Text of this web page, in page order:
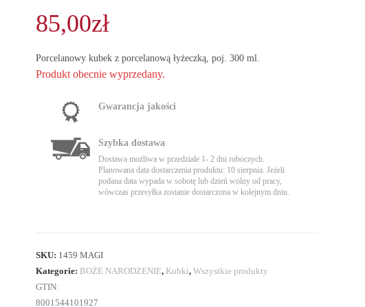
85,00zł
Porcelanowy kubek z porcelanową łyżeczką, poj. 300 ml.
Produkt obecnie wyprzedany.
Gwarancja jakości
Szybka dostawa
Dostawa możliwa w przedziale 1- 2 dni roboczych.
Planowana data dostarczenia produktu: 10 sierpnia. Jeżeli
podana data wypada w sobotę lub dzień wolny od pracy,
wówczas przesyłka zostanie dostarczona w kolejnym dniu.
SKU: 1459 MAGI
Kategorie: BOŻE NARODZENIE, Kubki, Wszystkie produkty
GTIN:
8001544101927